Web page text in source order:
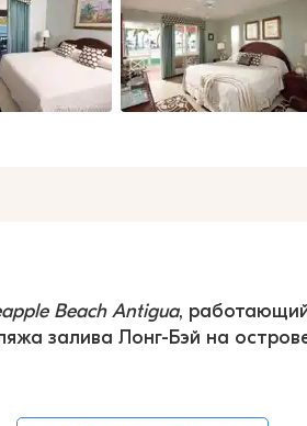
Beach Antigua,
залива Лонг-Бэй на